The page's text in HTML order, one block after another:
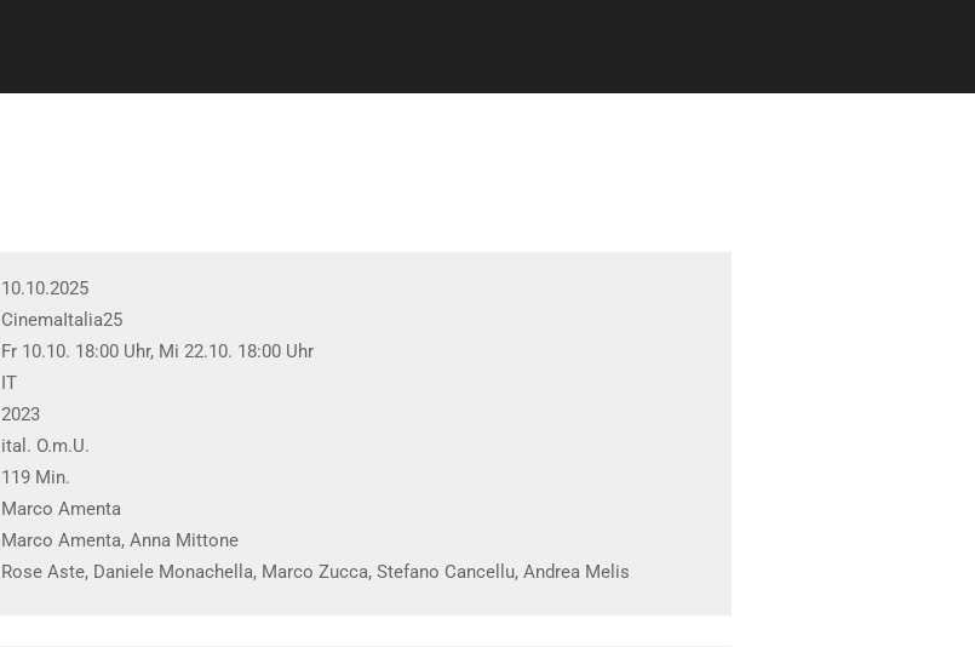
10.10.2025
CinemaItalia25
Fr 10.10. 18:00 Uhr, Mi 22.10. 18:00 Uhr
IT
2023
ital. O.m.U.
119 Min.
Marco Amenta
Marco Amenta, Anna Mittone
Rose Aste, Daniele Monachella, Marco Zucca, Stefano Cancellu, Andrea Melis